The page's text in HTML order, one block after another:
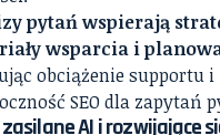
pytań wspierają
wsparcia i
obciążenie supportu i
SEO dla zapytań
AI i rozwijające